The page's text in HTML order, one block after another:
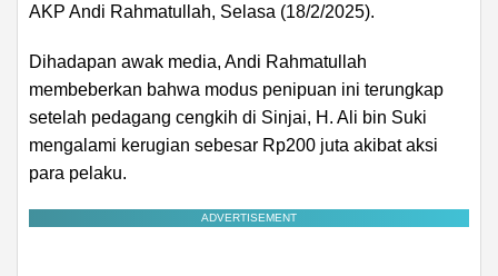
AKP Andi Rahmatullah, Selasa (18/2/2025).
Dihadapan awak media, Andi Rahmatullah
membeberkan bahwa modus penipuan ini terungkap
setelah pedagang cengkih di Sinjai, H. Ali bin Suki
mengalami kerugian sebesar Rp200 juta akibat aksi
para pelaku.
ADVERTISEMENT